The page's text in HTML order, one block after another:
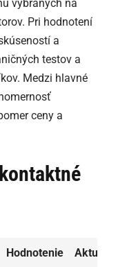
vybraných na
Pri hodnotení
a
testov a
Medzi hlavné
ceny a
Hodnotenie